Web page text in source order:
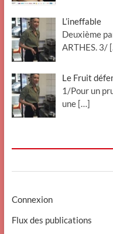
L’ineffable
Deuxième
ARTHES. 3/
Le Fruit
1/Pour un
une […]
Connexion
Flux des publications